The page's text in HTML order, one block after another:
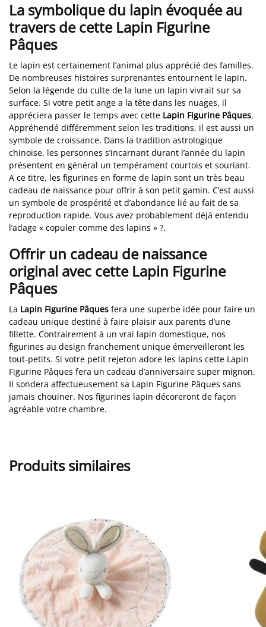
La symbolique du lapin évoquée au
travers de cette Lapin Figurine
Pâques
Le lapin est certainement l’animal plus apprécié des familles.
De nombreuses histoires surprenantes entournent le lapin.
Selon la légende du culte de la lune un lapin vivrait sur sa
surface. Si votre petit ange a la tête dans les nuages, il
appréciera passer le temps avec cette Lapin Figurine Pâques.
Appréhendé différemment selon les traditions, il est aussi un
symbole de croissance. Dans la tradition astrologique
chinoise, les personnes s’incarnant durant l’année du lapin
présentent en général un tempérament courtois et souriant.
A ce titre, les figurines en forme de lapin sont un très beau
cadeau de naissance pour offrir à son petit gamin. C’est aussi
un symbole de prospérité et d’abondance lié au fait de sa
reproduction rapide. Vous avez probablement déjà entendu
l’adage « copuler comme des lapins » ?.
Offrir un cadeau de naissance
original avec cette Lapin Figurine
Pâques
La Lapin Figurine Pâques fera une superbe idée pour faire un
cadeau unique destiné à faire plaisir aux parents d’une
fillette. Contrairement à un vrai lapin domestique, nos
figurines au design franchement unique émerveilleront les
tout-petits. Si votre petit rejeton adore les lapins cette Lapin
Figurine Pâques fera un cadeau d’anniversaire super mignon.
Il sondera affectueusement sa Lapin Figurine Pâques sans
jamais chouiner. Nos figurines lapin décoreront de façon
agréable votre chambre.
Produits similaires